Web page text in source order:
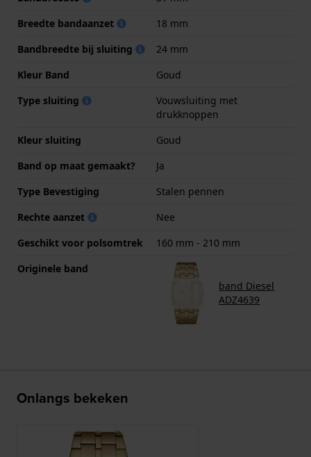
Breedte bandaanzet
18 mm
Bandbreedte bij sluiting
24 mm
Kleur Band
Goud
Type sluiting
Vouwsluiting met
drukknoppen
Kleur sluiting
Goud
Band op maat gemaakt?
Ja
Type Bevestiging
Stalen pennen
Rechte aanzet
Nee
Geschikt voor polsomtrek
160 mm - 210 mm
Originele band
band Diesel
ADZ4639
Onlangs bekeken